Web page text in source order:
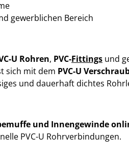
gewerblichen Bereich
U Rohren, PVC-Fittings und
sich mit dem PVC-U
und dauerhaft dichtes
und Innengewinde
PVC-U Rohrverbindungen.